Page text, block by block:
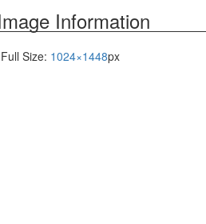
Information
Full Size: 1024×1448px